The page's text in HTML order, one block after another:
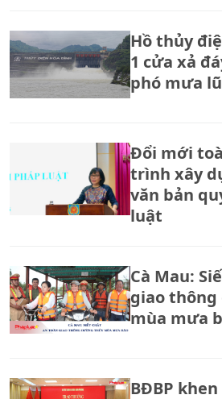
Hồ thủy
1 cửa xả
phó mưa lũ
Đổi mới
trình xây
văn bản
luật
Cà Mau:
giao
mùa mưa
BĐBP